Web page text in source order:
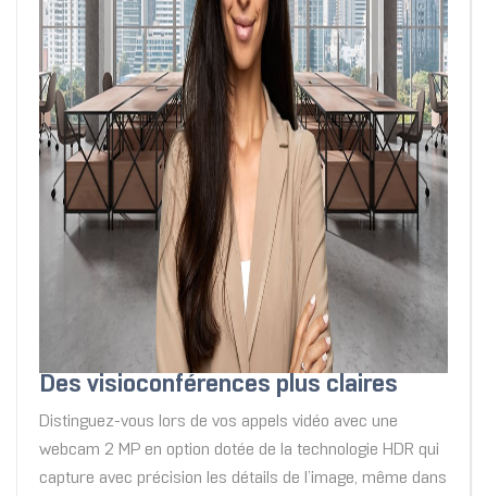
Des visioconférences plus claires
Distinguez-vous lors de vos appels vidéo avec une
webcam 2 MP en option dotée de la technologie HDR qui
capture avec précision les détails de l’image, même dans